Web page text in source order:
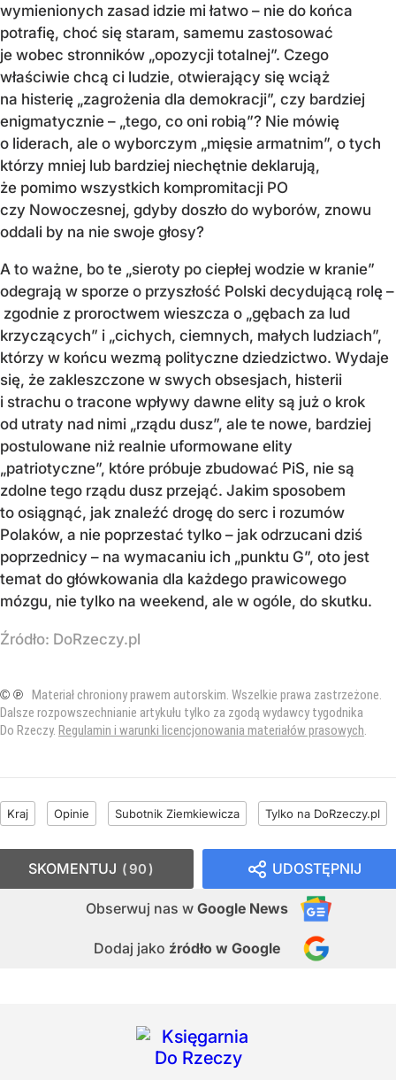
wymienionych zasad idzie mi łatwo – nie do końca
potrafię, choć się staram, samemu zastosować
je wobec stronników „opozycji totalnej”. Czego
właściwie chcą ci ludzie, otwierający się wciąż
na histerię „zagrożenia dla demokracji”, czy bardziej
enigmatycznie – „tego, co oni robią”? Nie mówię
o liderach, ale o wyborczym „mięsie armatnim”, o tych
którzy mniej lub bardziej niechętnie deklarują,
że pomimo wszystkich kompromitacji PO
czy Nowoczesnej, gdyby doszło do wyborów, znowu
oddali by na nie swoje głosy?
A to ważne, bo te „sieroty po ciepłej wodzie w kranie”
odegrają w sporze o przyszłość Polski decydującą rolę –
zgodnie z proroctwem wieszcza o „gębach za lud
krzyczących” i „cichych, ciemnych, małych ludziach”,
którzy w końcu wezmą polityczne dziedzictwo. Wydaje
się, że zakleszczone w swych obsesjach, histerii
i strachu o tracone wpływy dawne elity są już o krok
od utraty nad nimi „rządu dusz”, ale te nowe, bardziej
postulowane niż realnie uformowane elity
„patriotyczne”, które próbuje zbudować PiS, nie są
zdolne tego rządu dusz przejąć. Jakim sposobem
to osiągnąć, jak znaleźć drogę do serc i rozumów
Polaków, a nie poprzestać tylko – jak odrzucani dziś
poprzednicy – na wymacaniu ich „punktu G”, oto jest
temat do główkowania dla każdego prawicowego
mózgu, nie tylko na weekend, ale w ogóle, do skutku.
Źródło: DoRzeczy.pl
© ℗ Materiał chroniony prawem autorskim. Wszelkie prawa zastrzeżone.
Dalsze rozpowszechnianie artykułu tylko za zgodą wydawcy tygodnika
Do Rzeczy. Regulamin i warunki licencjonowania materiałów prasowych.
Kraj Opinie Subotnik Ziemkiewicza Tylko na DoRzeczy.pl
UDOSTĘPNIJ
Obserwuj nas w Google News
Dodaj jako źródło w Google
SKOMENTUJ 90